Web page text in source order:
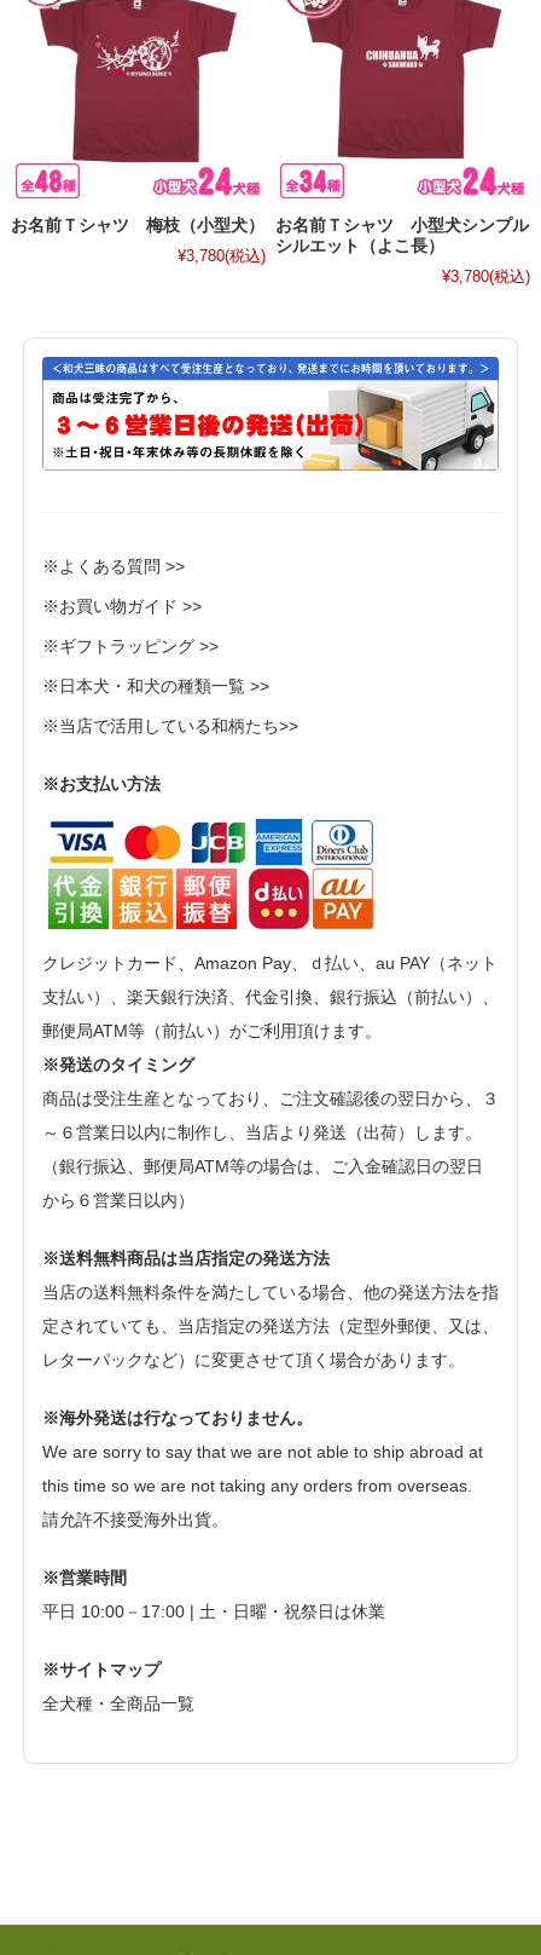
お名前Ｔシャツ 梅枝（小型犬）
¥3,780(税込)
お名前Ｔシャツ 小型犬シンプル
シルエット（よこ長）
¥3,780(税込)
※よくある質問 >>
※お買い物ガイド >>
※ギフトラッピング >>
※日本犬・和犬の種類一覧 >>
※当店で活用している和柄たち>>
※お支払い方法
クレジットカード、Amazon Pay、ｄ払い、au PAY（ネット
支払い）、楽天銀行決済、代金引換、銀行振込（前払い）、
郵便局ATM等（前払い）がご利用頂けます。
※発送のタイミング
商品は受注生産となっており、ご注文確認後の翌日から、３
～６営業日以内に制作し、当店より発送（出荷）します。
（銀行振込、郵便局ATM等の場合は、ご入金確認日の翌日
から６営業日以内）
※送料無料商品は当店指定の発送方法
当店の送料無料条件を満たしている場合、他の発送方法を指
定されていても、当店指定の発送方法（定型外郵便、又は、
レターパックなど）に変更させて頂く場合があります。
※海外発送は行なっておりません。
We are sorry to say that we are not able to ship abroad at
this time so we are not taking any orders from overseas.
請允許不接受海外出貨。
※営業時間
平日 10:00－17:00 | 土・日曜・祝祭日は休業
※サイトマップ
全犬種・全商品一覧